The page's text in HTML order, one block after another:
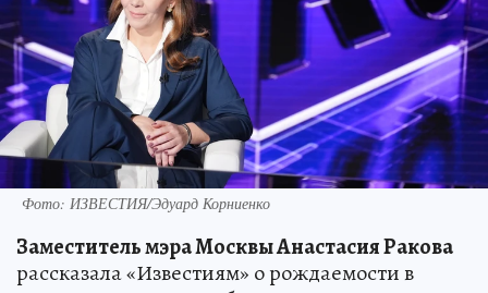
Фото: ИЗВЕСТИЯ/Эдуард Корниенко
Заместитель мэра Москвы Анастасия Ракова
рассказала «Известиям» о рождаемости в